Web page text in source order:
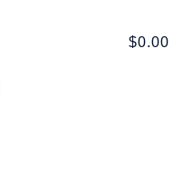
$0.00